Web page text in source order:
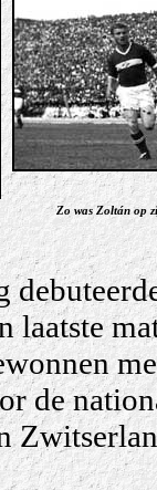
Zo was Zoltán op
laatste
de